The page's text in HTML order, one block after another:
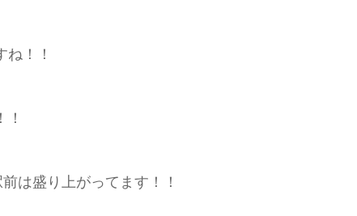
！！
は盛り上がってます！！